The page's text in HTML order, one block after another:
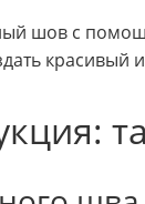
шов с
красивый